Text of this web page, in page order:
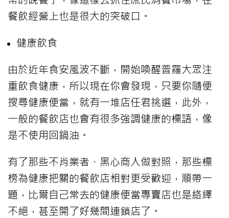
餐飲經營上也是很大的突破口。
健康飲食
由於近年食安風波不斷，開始喚醒普羅大眾注
重飲食健康，所以現在你會發現，只要你隨便
搜尋健康便當，就有一堆店任君挑選，此外，
一般的餐飲店也會有很多強調健康的標語，像
是不使用回鍋油。
有了那些不肖業者、黑心商人做對照，那些標
榜為健康把關的餐飲店相對更受歡迎，順帶一
題，比爾自己常去的健康便當專賣店也是絡繹
不絕，甚至開了好幾間連鎖店了。